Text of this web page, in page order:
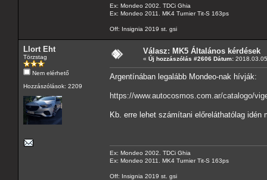
Ex: Mondeo 2002. TDCi Ghia
Ex: Mondeo 2011. MK4 Turnier Tit-S 163ps
Off: Insignia 2019 st. gsi
Llort Eht
Törzstag
Nem elérhető
Hozzászólások: 2209
Válasz: MK5 Általános kérdések
« Új hozzászólás #2606 Dátum:
Argentínában legalább Mondeo-nak hívják:
https://www.autocosmos.com.ar/catalogo/
Kb. erre lehet számítani előreláthatólag idén
Ex: Mondeo 2002. TDCi Ghia
Ex: Mondeo 2011. MK4 Turnier Tit-S 163ps
Off: Insignia 2019 st. gsi